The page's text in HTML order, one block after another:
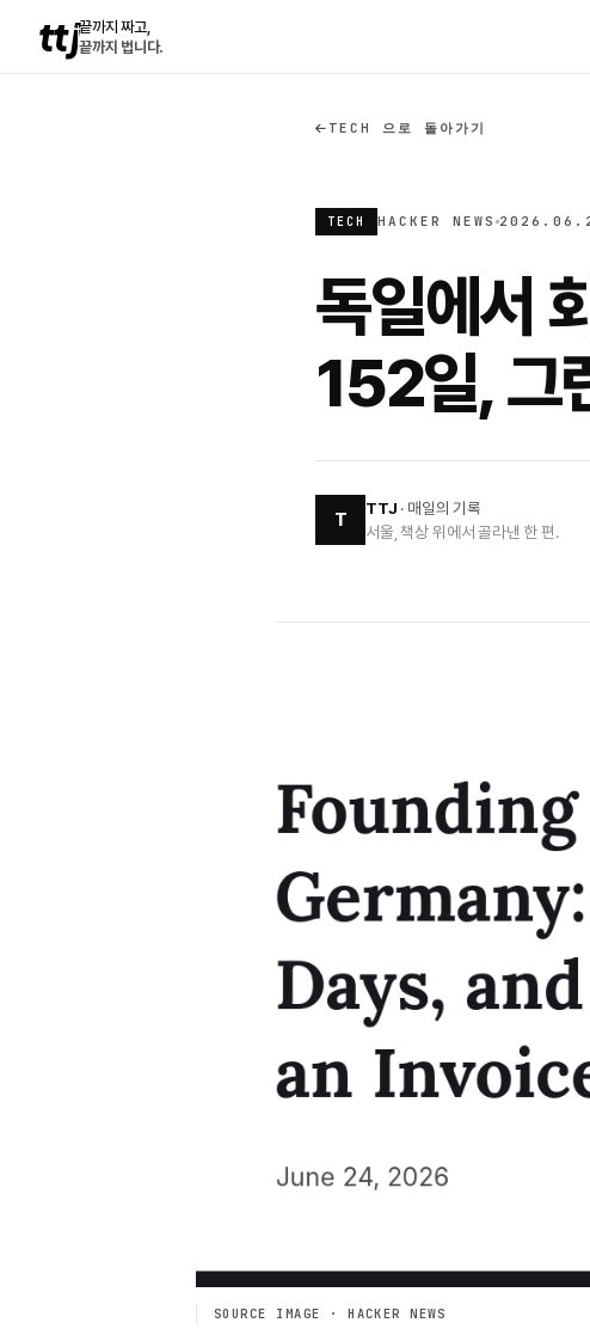
ttj끝까지 짜고,
끝까지 법니다.
TECH 으로 돌아가기
TECH HACKER NEWS
독일에서
152일, 그
T
TTJ · 매일의 기록
서울, 책상 위에서 골라낸 한 편.
SOURCE IMAGE · HACKER NEWS